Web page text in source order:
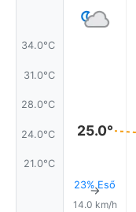
34.0°C
31.0°C
28.0°C
24.0°C
21.0°C
25.0°
23% Eső
↑
14.0 km/h